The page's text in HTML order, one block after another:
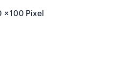
x100 Pixel